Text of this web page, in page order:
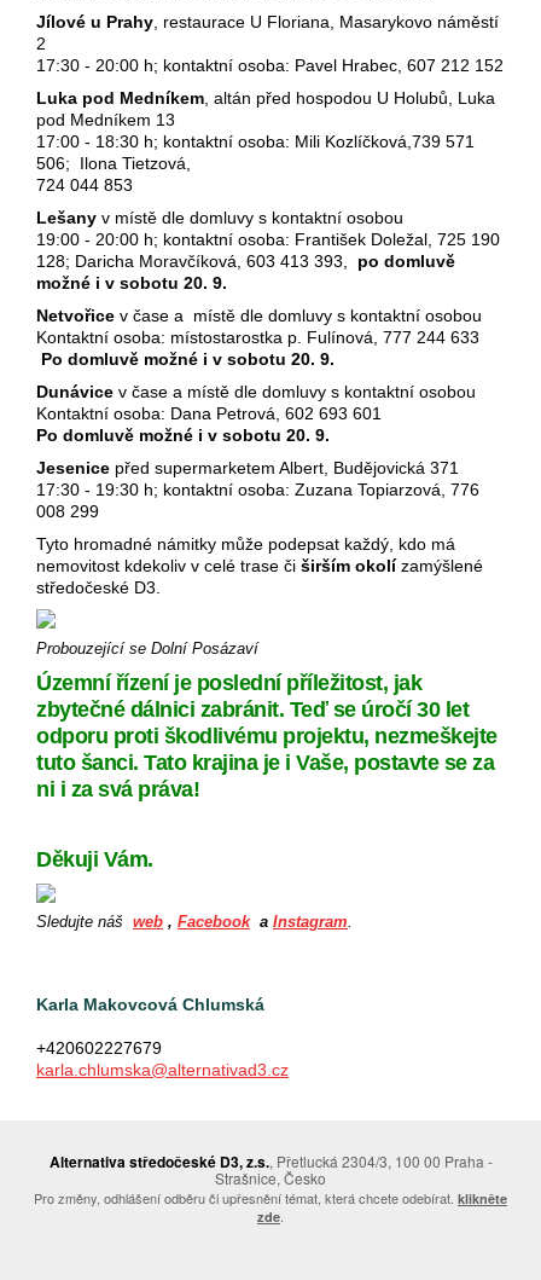
Jílové u Prahy , restaurace U Floriana, Masarykovo náměstí
2
17:30 - 20:00 h; kontaktní osoba: Pavel Hrabec, 607 212 152
Luka pod Medníkem , altán před hospodou U Holubů, Luka
pod Medníkem 13
17:00 - 18:30 h; kontaktní osoba: Mili Kozlíčková,739 571
506; Ilona Tietzová,
724 044 853
Lešany v místě dle domluvy s kontaktní osobou
19:00 - 20:00 h; kontaktní osoba: František Doležal, 725 190
128; Daricha Moravčíková, 603 413 393, po domluvě
možné i v sobotu 20. 9.
Netvořice v čase a místě dle domluvy s kontaktní osobou
Kontaktní osoba: místostarostka p. Fulínová, 777 244 633
Po domluvě možné i v sobotu 20. 9.
Dunávice v čase a místě dle domluvy s kontaktní osobou
Kontaktní osoba: Dana Petrová, 602 693 601
Po domluvě možné i v sobotu 20. 9.
Jesenice před supermarketem Albert, Budějovická 371
17:30 - 19:30 h; kontaktní osoba: Zuzana Topiarzová, 776
008 299
Tyto hromadné námitky může podepsat každý, kdo má
nemovitost kdekoliv v celé trase či širším okolízamýšlené
středočeské D3.
Probouzející se Dolní Posázaví
Územní řízení je poslední příležitost, jak
zbytečné dálnici zabránit. Teď se úročí 30 let
odporu proti škodlivému projektu, nezmeškejte
tuto šanci. Tato krajina je i Vaše, postavte se za
ni i za svá práva!
Děkuji Vám.
Sledujte náš web , Facebook a Instagram.
Karla Makovcová Chlumská
+420602227679
karla.chlumska@alternativad3.cz
Alternativa středočeské D3, z.s., Přetlucká 2304/3, 100 00 Praha -
Strašnice, Česko
Pro změny, odhlášení odběru či upřesnění témat, která chcete odebírat. klikněte
zde